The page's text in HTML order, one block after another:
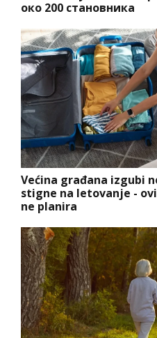
око 200 становника
Većina građana izgubi
stigne na letovanje -
ne planira